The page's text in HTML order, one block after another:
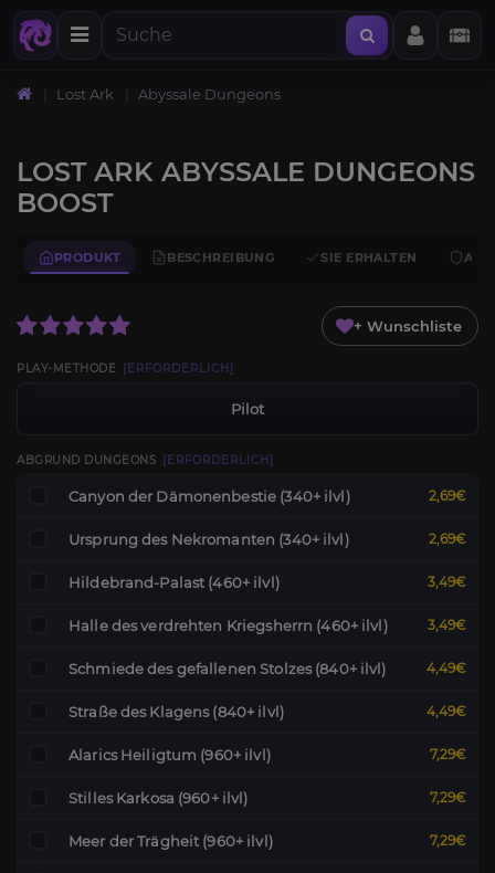
Lost Ark Abyssale Dungeons
LOST ARK ABYSSALE DUNGEONS
BOOST
PRODUKT BESCHREIBUNG SIE ERHALTEN
+ Wunschliste
PLAY-METHODE [ERFORDERLICH]
Pilot
ABGRUND DUNGEONS [ERFORDERLICH]
Canyon der Dämonenbestie (340+ ilvl) 2,69€
Ursprung des Nekromanten (340+ ilvl) 2,69€
Hildebrand-Palast (460+ ilvl) 3,49€
Halle des verdrehten Kriegsherrn (460+ ilvl) 3,49€
Schmiede des gefallenen Stolzes (840+ ilvl) 4,49€
Straße des Klagens (840+ ilvl) 4,49€
Alarics Heiligtum (960+ ilvl) 7,29€
Stilles Karkosa (960+ ilvl) 7,29€
Meer der Trägheit (960+ ilvl) 7,29€